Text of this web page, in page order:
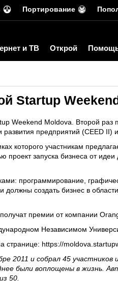
Портирование
и ТВ Открой
Startup
Weekend Moldova. Второй раз
предприятий (CEED II)
которого участникам
проект запуска бизнеса от
программирование,
должны создать бизнес в
премии от компании
Независимом
странице: https://
2011 и собрал 45
были воплощены в жизнь.
50.